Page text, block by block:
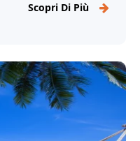
Scopri Di Più